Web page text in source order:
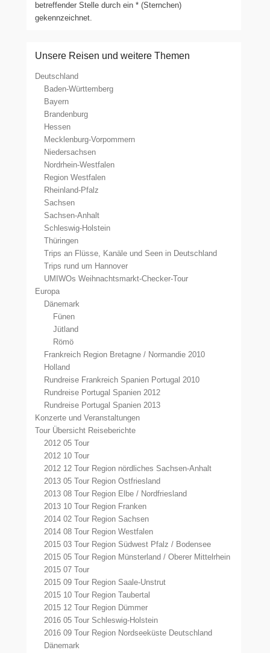
betreffender Stelle durch ein * (Sternchen)
gekennzeichnet.
Unsere Reisen und weitere Themen
Deutschland
Baden-Württemberg
Bayern
Brandenburg
Hessen
Mecklenburg-Vorpommern
Niedersachsen
Nordrhein-Westfalen
Region Westfalen
Rheinland-Pfalz
Sachsen
Sachsen-Anhalt
Schleswig-Holstein
Thüringen
Trips an Flüsse, Kanäle und Seen in Deutschland
Trips rund um Hannover
UMIWOs Weihnachtsmarkt-Checker-Tour
Europa
Dänemark
Fünen
Jütland
Römö
Frankreich Region Bretagne / Normandie 2010
Holland
Rundreise Frankreich Spanien Portugal 2010
Rundreise Portugal Spanien 2012
Rundreise Portugal Spanien 2013
Konzerte und Veranstaltungen
Tour Übersicht Reiseberichte
2012 05 Tour
2012 10 Tour
2012 12 Tour Region nördliches Sachsen-Anhalt
2013 05 Tour Region Ostfriesland
2013 08 Tour Region Elbe / Nordfriesland
2013 10 Tour Region Franken
2014 02 Tour Region Sachsen
2014 08 Tour Region Westfalen
2015 03 Tour Region Südwest Pfalz / Bodensee
2015 05 Tour Region Münsterland / Oberer Mittelrhein
2015 07 Tour
2015 09 Tour Region Saale-Unstrut
2015 10 Tour Region Taubertal
2015 12 Tour Region Dümmer
2016 05 Tour Schleswig-Holstein
2016 09 Tour Region Nordseeküste Deutschland
Dänemark